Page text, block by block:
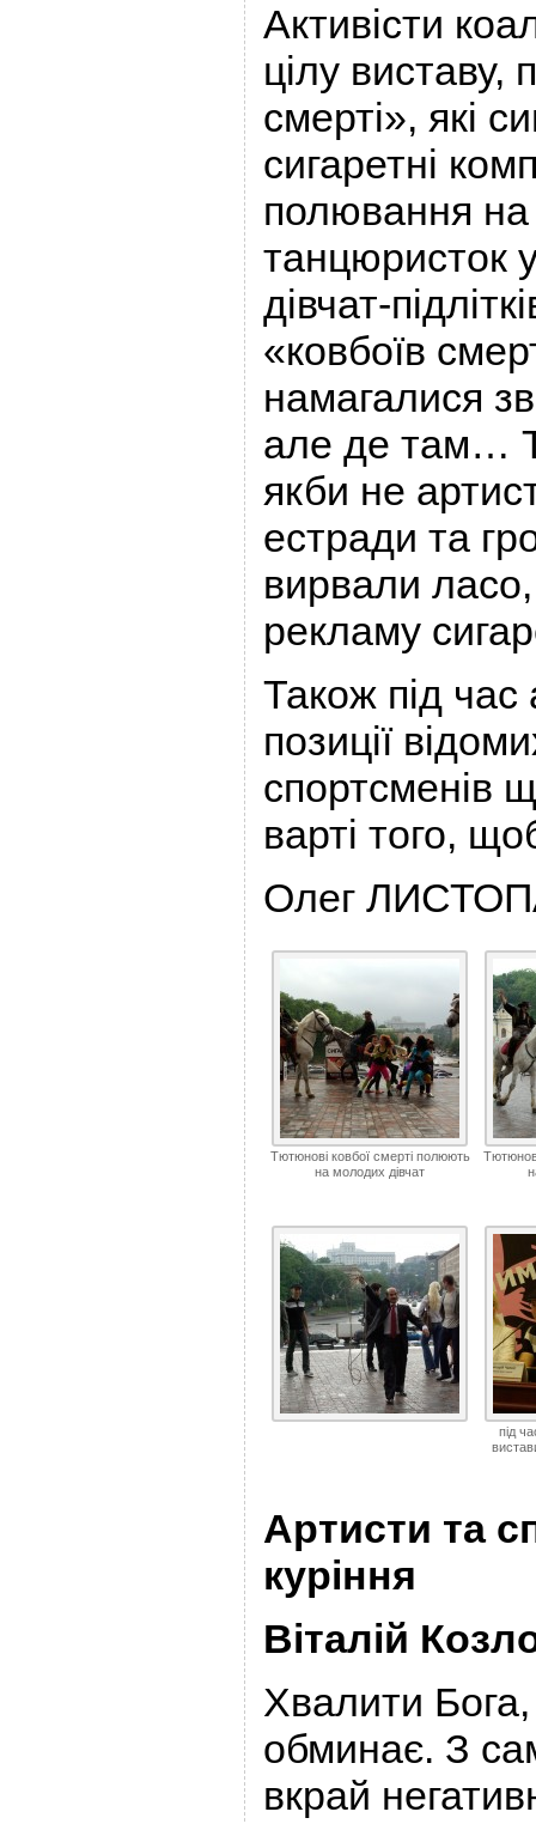
Активісти
цілу виставу,
смерті», які
сигаретні
полювання на
танцюристок
дівчат-
«ковбоїв
намагалися
але де там…
якби не
естради та
вирвали
рекламу
Також під час
позиції
спортсменів
варті того,
Олег
Тютюнові ковбої смерті полюють
на молодих дівчат
під
Артисти та
куріння
Віталій
Хвалити
обминає. З
вкрай